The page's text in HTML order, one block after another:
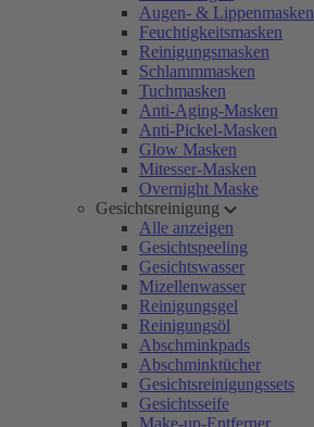
Augen- & Lippenmasken
Feuchtigkeitsmasken
Reinigungsmasken
Schlammmasken
Tuchmasken
Anti-Aging-Masken
Anti-Pickel-Masken
Glow Masken
Mitesser-Masken
Overnight Maske
Gesichtsreinigung
Alle anzeigen
Gesichtspeeling
Gesichtswasser
Mizellenwasser
Reinigungsgel
Reinigungsöl
Abschminkpads
Abschminktücher
Gesichtsreinigungssets
Gesichtsseife
Make-up-Entferner